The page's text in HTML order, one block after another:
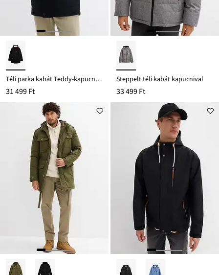
Téli parka kabát Teddy-kapucnival
31 499 Ft
Steppelt téli kabát kapucnival
33 499 Ft